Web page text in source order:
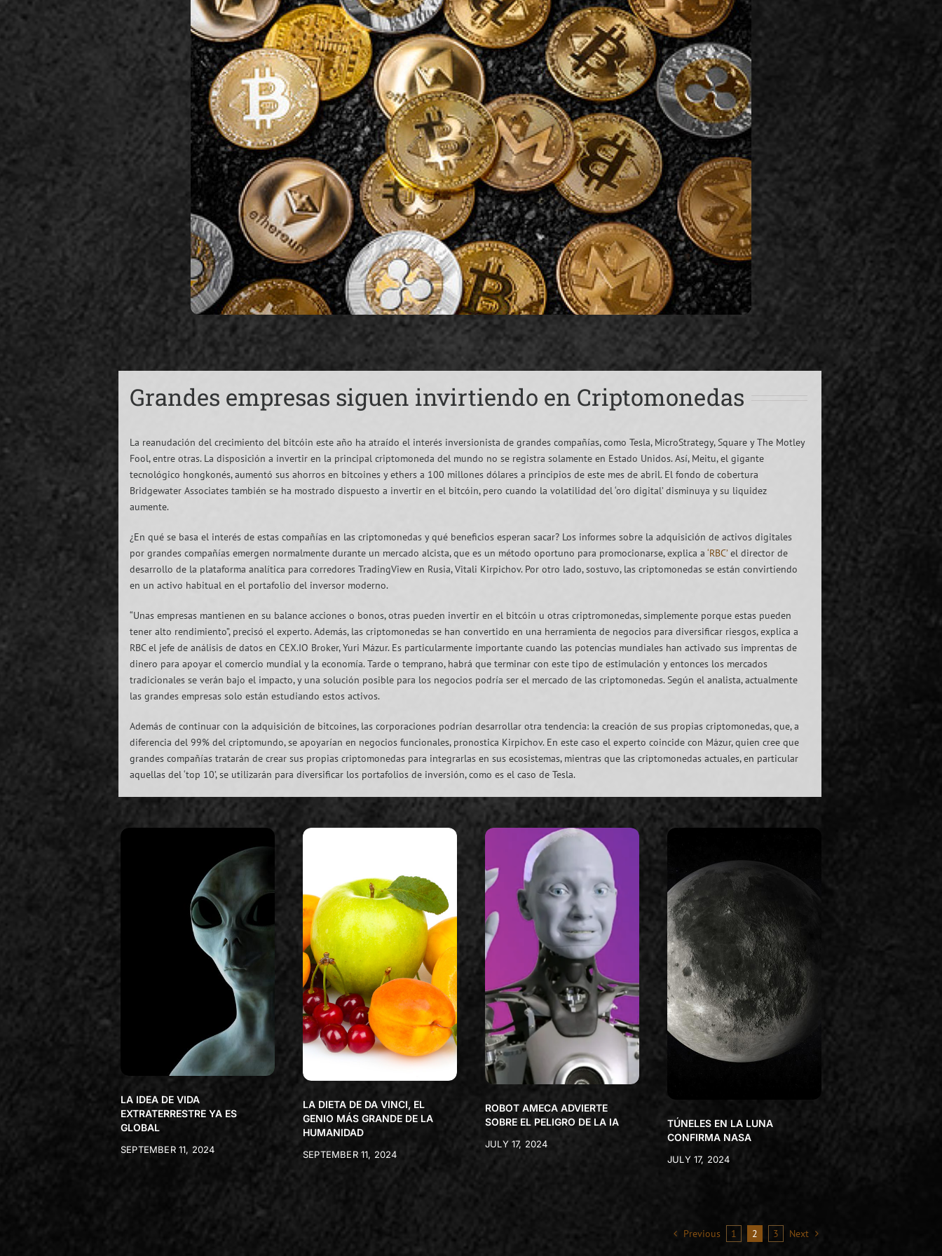
Grandes empresas siguen invirtiendo en Criptomonedas
La reanudación del crecimiento del bitcóin este año ha atraído el interés inversionista de grandes compañías, como Tesla, MicroStrategy, Square y The Motley
Fool, entre otras. La disposición a invertir en la principal criptomoneda del mundo no se registra solamente en Estado Unidos. Así, Meitu, el gigante
tecnológico hongkonés, aumentó sus ahorros en bitcoines y ethers a 100 millones dólares a principios de este mes de abril. El fondo de cobertura
Bridgewater Associates también se ha mostrado dispuesto a invertir en el bitcóin, pero cuando la volatilidad del ‘oro digital’ disminuya y su liquidez
aumente.
¿En qué se basa el interés de estas compañías en las criptomonedas y qué beneficios esperan sacar? Los informes sobre la adquisición de activos digitales
por grandes compañías emergen normalmente durante un mercado alcista, que es un método oportuno para promocionarse, explica a ‘RBC’el director de
desarrollo de la plataforma analítica para corredores TradingView en Rusia, Vitali Kirpichov. Por otro lado, sostuvo, las criptomonedas se están convirtiendo
en un activo habitual en el portafolio del inversor moderno.
“Unas empresas mantienen en su balance acciones o bonos, otras pueden invertir en el bitcóin u otras criptromonedas, simplemente porque estas pueden
tener alto rendimiento”, precisó el experto. Además, las criptomonedas se han convertido en una herramienta de negocios para diversificar riesgos, explica a
RBC el jefe de análisis de datos en CEX.IO Broker, Yuri Mázur. Es particularmente importante cuando las potencias mundiales han activado sus imprentas de
dinero para apoyar el comercio mundial y la economía. Tarde o temprano, habrá que terminar con este tipo de estimulación y entonces los mercados
tradicionales se verán bajo el impacto, y una solución posible para los negocios podría ser el mercado de las criptomonedas. Según el analista, actualmente
las grandes empresas solo están estudiando estos activos.
Además de continuar con la adquisición de bitcoines, las corporaciones podrían desarrollar otra tendencia: la creación de sus propias criptomonedas, que, a
diferencia del 99% del criptomundo, se apoyarían en negocios funcionales, pronostica Kirpichov. En este caso el experto coincide con Mázur, quien cree que
grandes compañías tratarán de crear sus propias criptomonedas para integrarlas en sus ecosistemas, mientras que las criptomonedas actuales, en particular
aquellas del ‘top 10’, se utilizarán para diversificar los portafolios de inversión, como es el caso de Tesla.
LA IDEA DE VIDA
EXTRATERRESTRE YA ES
GLOBAL
SEPTEMBER 11, 2024
LA DIETA DE DA VINCI, EL
GENIO MÁS GRANDE DE LA
HUMANIDAD
SEPTEMBER 11, 2024
ROBOT AMECA ADVIERTE
SOBRE EL PELIGRO DE LA IA
JULY 17, 2024
TÚNELES EN LA LUNA
CONFIRMA NASA
JULY 17, 2024
Previous 1 2 3 Next